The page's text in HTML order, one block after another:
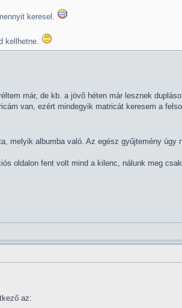
keresel.
kellhetne.
már, de kb. a jövő héten már lesznek
van, ezért mindegyik matricát keresem a
melyik albumba való. Az egész gyűjtemény úgy
oldalon fent volt mind a kilenc, nálunk meg
az: